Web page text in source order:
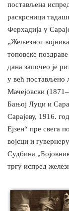
постављена
раскрсници
Ферхадија у
„Жељезног
топовске
дана започео је
у већ постављено
Мачејовски
Бањој Луци и
Сарајеву, 1916.
Ејзен“ пре свега
војсци и
Судбина
тргу испред